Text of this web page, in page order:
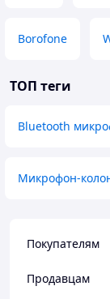
Borofone
ТОП теги
Bluetooth
Микрофон-
Покупателям
Продавцам